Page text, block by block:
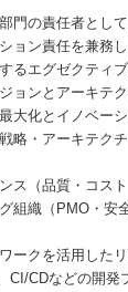
門の責任者とし
ョン責任を兼務
るエグゼクティブ
ョンとアーキテ
大化とイノベー
略・アーキテク
ス（品質・コス
組織（PMO・安
ークを活用した
CI/CDなどの開発